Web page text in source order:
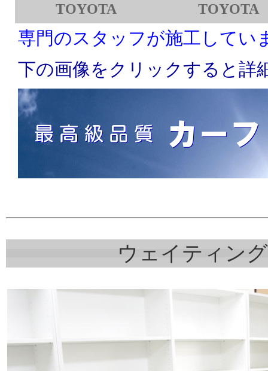
TOYOTA
TOYOTA
専門のスタッフが施工してい
下の画像をクリックすると詳
ウェイティン